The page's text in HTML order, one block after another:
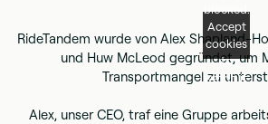
blocked.
Accept
cookies
to
watch it.
RideTandem wurde von Alex Shapland-
und Huw McLeod gegründet, um
Transportmangel zu
Alex, unser CEO, traf eine Gruppe